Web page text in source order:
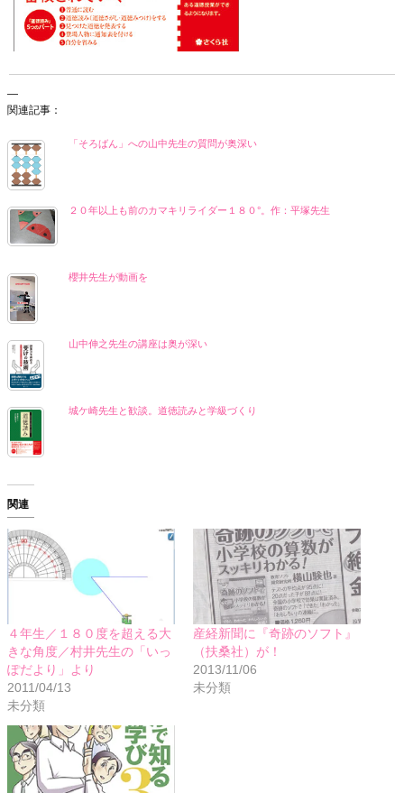
—
関連記事：
「そろばん」への山中先生の質問が奥深い
２０年以上も前のカマキリライダー１８０°。作：平塚先生
櫻井先生が動画を
山中伸之先生の講座は奥が深い
城ケ崎先生と歓談。道徳読みと学級づくり
関連
４年生／１８０度を超える大
きな角度／村井先生の「いっ
ぽだより」より
2011/04/13
未分類
産経新聞に『奇跡のソフト』
（扶桑社）が！
2013/11/06
未分類